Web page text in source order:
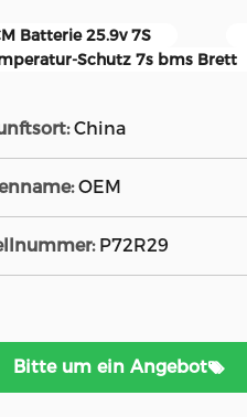
Batterie 25.9v 7S
Schutz 7s bms Brett
China
OEM
P72R29
Bitte um ein Angebot